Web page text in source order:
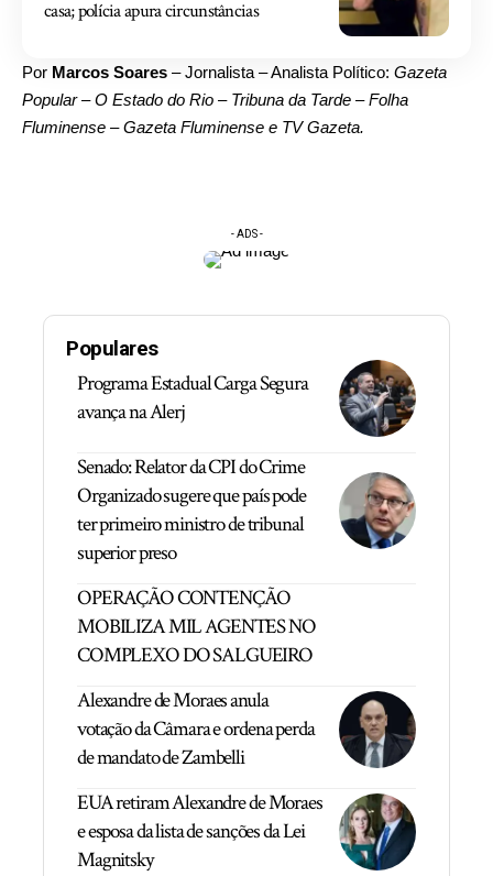
casa; polícia apura circunstâncias
Por Marcos Soares – Jornalista – Analista Político: Gazeta
Popular – O Estado do Rio – Tribuna da Tarde – Folha
Fluminense – Gazeta Fluminense e TV Gazeta.
- ADS -
Populares
Programa Estadual Carga Segura
avança na Alerj
Senado: Relator da CPI do Crime
Organizado sugere que país pode
ter primeiro ministro de tribunal
superior preso
OPERAÇÃO CONTENÇÃO
MOBILIZA MIL AGENTES NO
COMPLEXO DO SALGUEIRO
Alexandre de Moraes anula
votação da Câmara e ordena perda
de mandato de Zambelli
EUA retiram Alexandre de Moraes
e esposa da lista de sanções da Lei
Magnitsky